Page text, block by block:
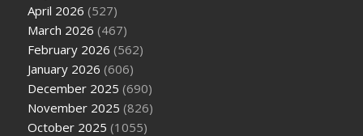
April 2026 (527)
March 2026 (467)
February 2026 (562)
January 2026 (606)
December 2025 (690)
November 2025 (826)
October 2025 (1055)